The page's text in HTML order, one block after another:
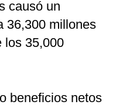
causó un
36,300 millones
los 35,000
beneficios netos